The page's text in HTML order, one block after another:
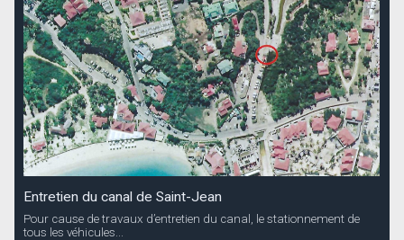
Entretien du canal de Saint-Jean
Pour cause de travaux d’entretien du canal, le stationnement de
tous les véhicules...